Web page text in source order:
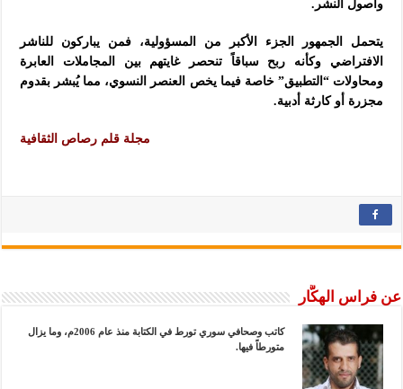
وأصول النشر.
يتحمل الجمهور الجزء الأكبر من المسؤولية، فمن يباركون للناشر
الافتراضي وكأنه ربح سباقاً تنحصر غايتهم بين المجاملات العابرة
ومحاولات “التطبيق” خاصة فيما يخص العنصر النسوي، مما يُبشر بقدوم
مجزرة أو كارثة أدبية.
مجلة قلم رصاص الثقافية
عن فراس الهكَّار
كاتب وصحافي سوري تورط في الكتابة منذ عام 2006م، وما يزال
متورطاً فيها.